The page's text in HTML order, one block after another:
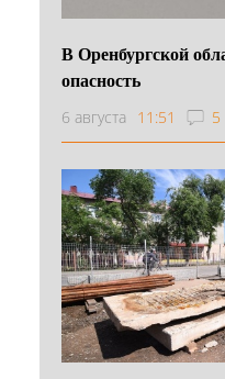
В Оренбургской
опасность
6 августа 11:51 5